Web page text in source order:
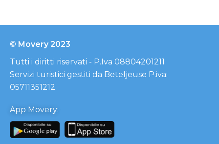
© Movery 2023
Tutti i diritti riservati - P.Iva 08804201211
Servizi turistici gestiti da Beteljeuse P.iva:
05711351212
App Movery: